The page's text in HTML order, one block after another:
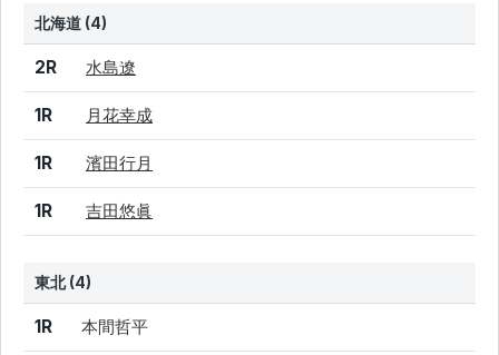
北海道 (4)
結果 シード
2R 水島遼
1R 月花幸成
1R 濱田行月
1R 吉田悠眞
東北 (4)
結果 シード 選手名
1R 本間哲平